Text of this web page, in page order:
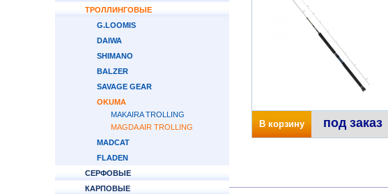
ТРОЛЛИНГОВЫЕ
G.LOOMIS
DAIWA
SHIMANO
BALZER
SAVAGE GEAR
OKUMA
MAKAIRA TROLLING
MAGDA AIR TROLLING
MADCAT
FLADEN
СЕРФОВЫЕ
КАРПОВЫЕ
В корзину под заказ